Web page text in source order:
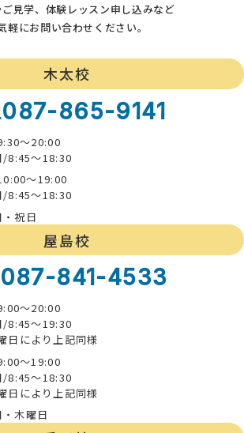
ご見学、体験レッスン申し込みなど
軽にお問い合わせください。
木太校
087-865-9141
～20:00
/8:45～18:30
～19:00
/8:45～18:30
・祝日
屋島校
087-841-4533
～20:00
/8:45～19:30
日により上記同様
～19:00
/8:45～18:30
日により上記同様
・木曜日